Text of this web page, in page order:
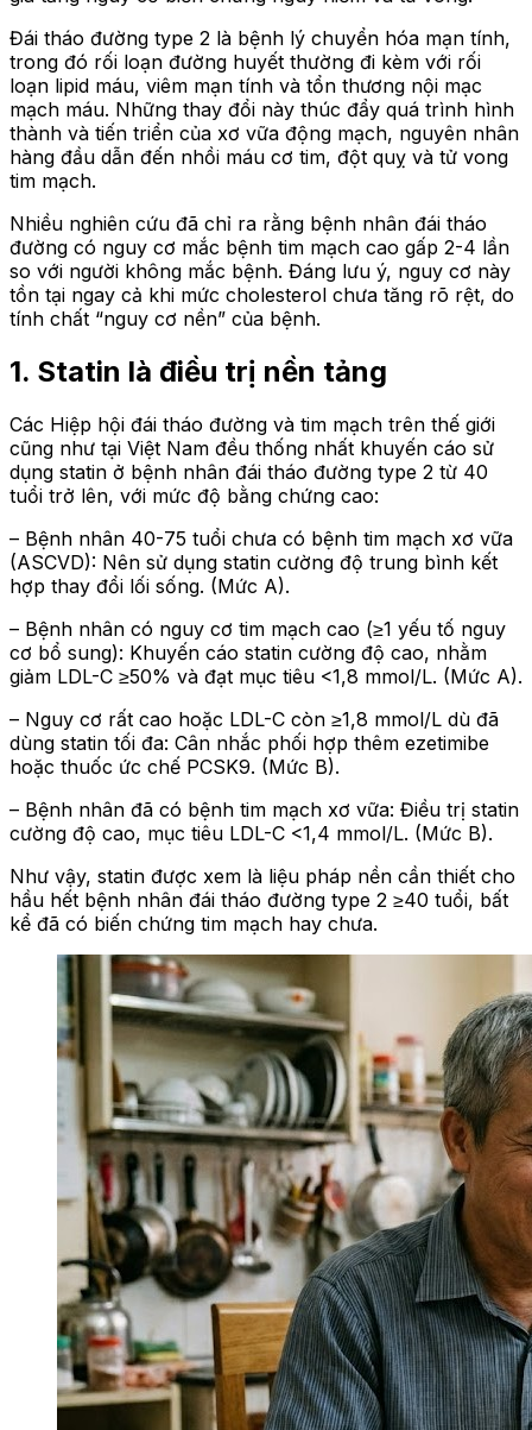
Đái tháo đường type 2 là bệnh lý chuyển hóa mạn tính,
trong đó rối loạn đường huyết thường đi kèm với rối
loạn lipid máu, viêm mạn tính và tổn thương nội mạc
mạch máu. Những thay đổi này thúc đẩy quá trình hình
thành và tiến triển của xơ vữa động mạch, nguyên nhân
hàng đầu dẫn đến nhồi máu cơ tim, đột quỵ và tử vong
tim mạch.
Nhiều nghiên cứu đã chỉ ra rằng bệnh nhân đái tháo
đường có nguy cơ mắc bệnh tim mạch cao gấp 2-4 lần
so với người không mắc bệnh. Đáng lưu ý, nguy cơ này
tồn tại ngay cả khi mức cholesterol chưa tăng rõ rệt, do
tính chất “nguy cơ nền” của bệnh.
1. Statin là điều trị nền tảng
Các Hiệp hội đái tháo đường và tim mạch trên thế giới
cũng như tại Việt Nam đều thống nhất khuyến cáo sử
dụng statin ở bệnh nhân đái tháo đường type 2 từ 40
tuổi trở lên, với mức độ bằng chứng cao:
– Bệnh nhân 40-75 tuổi chưa có bệnh tim mạch xơ vữa
(ASCVD): Nên sử dụng statin cường độ trung bình kết
hợp thay đổi lối sống. (Mức A).
– Bệnh nhân có nguy cơ tim mạch cao (≥1 yếu tố nguy
cơ bổ sung): Khuyến cáo statin cường độ cao, nhằm
giảm LDL-C ≥50% và đạt mục tiêu <1,8 mmol/L. (Mức A).
– Nguy cơ rất cao hoặc LDL-C còn ≥1,8 mmol/L dù đã
dùng statin tối đa: Cân nhắc phối hợp thêm ezetimibe
hoặc thuốc ức chế PCSK9. (Mức B).
– Bệnh nhân đã có bệnh tim mạch xơ vữa: Điều trị statin
cường độ cao, mục tiêu LDL-C <1,4 mmol/L. (Mức B).
Như vậy, statin được xem là liệu pháp nền cần thiết cho
hầu hết bệnh nhân đái tháo đường type 2 ≥40 tuổi, bất
kể đã có biến chứng tim mạch hay chưa.